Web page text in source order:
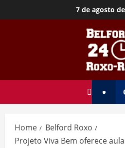
7 de agosto
Home
Belford Roxo
Projeto Viva Bem oferece